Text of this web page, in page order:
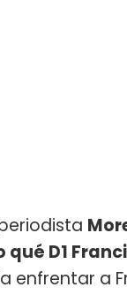
qué D1
enfrentar a